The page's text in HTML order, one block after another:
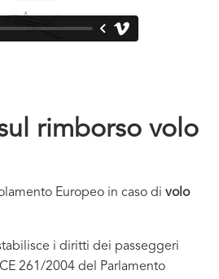
rimborso volo
Europeo in caso di volo
i diritti dei passeggeri
261/2004 del Parlamento